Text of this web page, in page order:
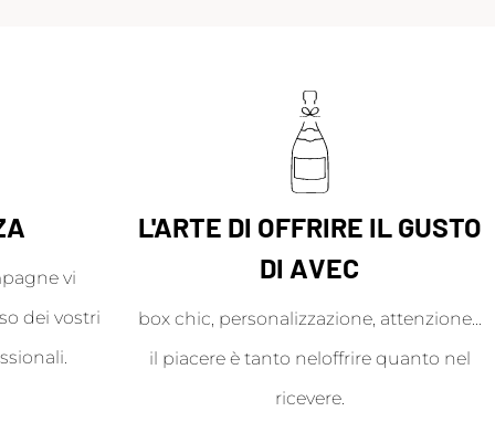
vi
dei vostri
L'ARTE DI OFFRIRE IL GUSTO
DI AVEC
box chic, personalizzazione, attenzione...
il piacere è tanto neloffrire quanto nel
ricevere.